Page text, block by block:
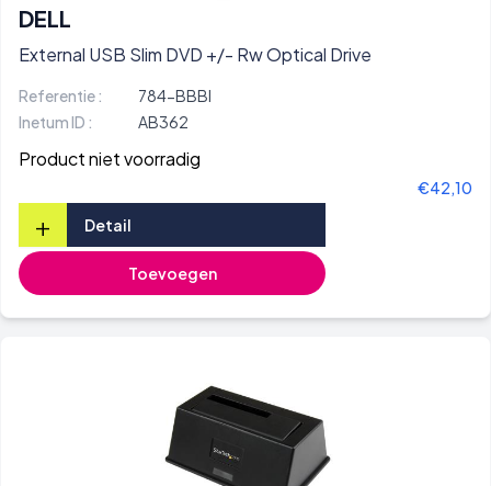
DELL
External USB Slim DVD +/- Rw Optical Drive
Referentie :
784-BBBI
Inetum ID :
AB362
Product niet voorradig
€42,10
+ Detail
Toevoegen